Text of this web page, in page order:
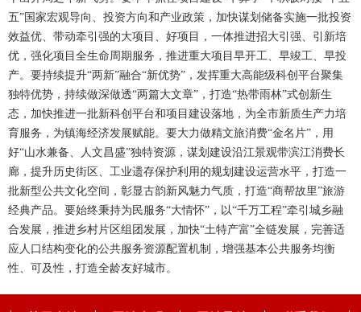
五”国家宏观导向、投资方向和产业政策，加快谋划储备实施一批投资
效益优、带动牵引强的大项目、好项目，一体推进招大引强、引新培
优，强化项目全生命周期服务，推进重大项目早开工、早竣工、早投
产。要持续提升“两新”融合“新优势”，发挥重大高能级科创平台聚集
独特优势，持续做深做透“两篇大文章”，打造“热带雨林”式创新生
态，加快推进一批新科创平台和项目建设落地，为全市新质生产力培
育服务，为镇海经济发展赋能。要大力做精文旅消费“金名片”，用
好“山水兼备、人文昌盛”独特资源，谋划建设沿江景观带滨江消费长
廊，提升历史街区、工业遗存保护利用的规划建设运营水平，打造一
批新型公共文化空间，彰显古韵新风魅力气质，打造“商帮故里”旅游
经典产品。要始终秉持为民服务“大情怀”，以“千万工程”牵引城乡融
合发展，推进乡村片区组团发展，加快“土特产富”全链发展，完善适
应人口结构变化的公共服务资源配置机制，增强基本公共服务均衡
性、可及性，打造全龄友好城市。